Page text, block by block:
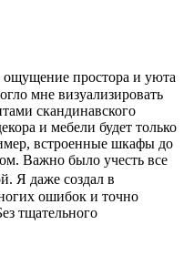
ощущение простора и уюта
мне визуализировать
скандинавского
и мебели будет только
встроенные шкафы до
Важно было учесть все
Я даже создал в
ошибок и точно
тщательного